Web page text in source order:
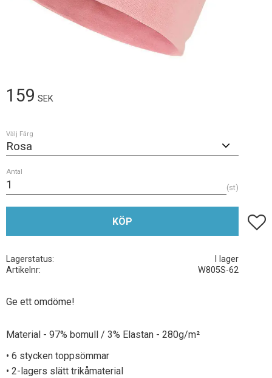
159 SEK
Välj Färg
Antal
st
KÖP Lägg
Lagerstatus
I lager
Artikelnr
W805S-62
Ge ett omdöme!
Material - 97% bomull / 3% Elastan - 280g/m²
• 6 stycken toppsömmar
• 2-lagers slätt trikåmaterial